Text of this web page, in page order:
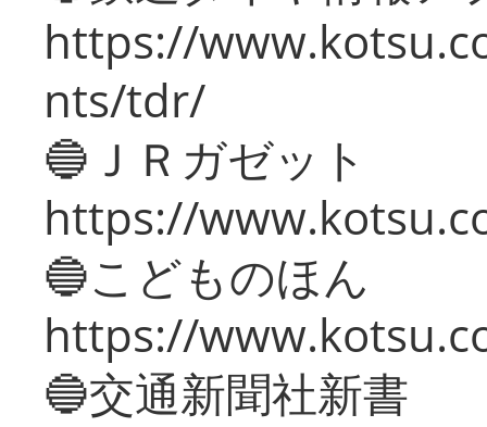
https://
nts/tdr/
🔵ＪＲガゼット
https://
🔵こどものほん
https://
🔵交通新聞社新書